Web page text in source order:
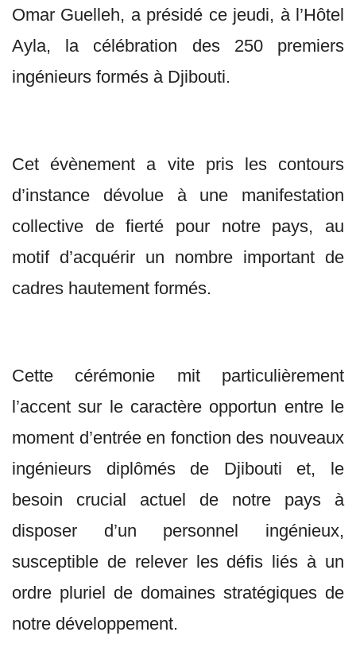
Omar Guelleh, a présidé ce jeudi, à l’Hôtel
Ayla, la célébration des 250 premiers
ingénieurs formés à Djibouti.
Cet évènement a vite pris les contours
d’instance dévolue à une manifestation
collective de fierté pour notre pays, au
motif d’acquérir un nombre important de
cadres hautement formés.
Cette cérémonie mit particulièrement
l’accent sur le caractère opportun entre le
moment d’entrée en fonction des nouveaux
ingénieurs diplômés de Djibouti et, le
besoin crucial actuel de notre pays à
disposer d’un personnel ingénieux,
susceptible de relever les défis liés à un
ordre pluriel de domaines stratégiques de
notre développement.